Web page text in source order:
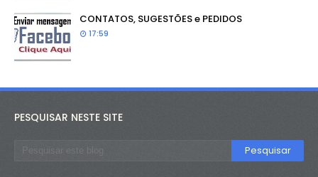
CONTATOS, SUGESTÕES e PEDIDOS
17:59
PESQUISAR NESTE SITE